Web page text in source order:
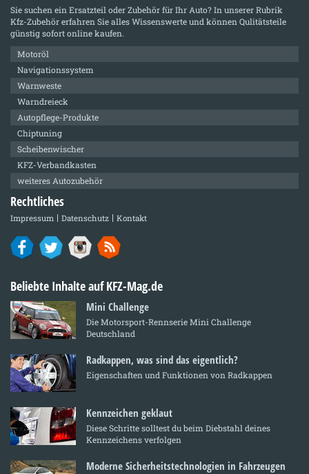
Sie suchen ein Ersatzteil oder Zubehör für Ihr Auto? In unserer Rubrik
Kfz-Zubehörerfahren Sie alles Wissenswerte und können Qulitätsteile
günstig sofort online kaufen.
Motoröl
Navigationssystem
Warnweste
Warndreieck
Autopflege-Produkte
Chiptuning
Scheibenwischer
KFZ-Verbandkasten
weiteres Autozubehör
Rechtliches
Impressum Datenschutz Kontakt
Beliebte Inhalte auf KFZ-Mag.de
Mini Challenge
Die Motorsport-Rennserie Mini Challenge
Deutschland
Radkappen, was sind das eigentlich?
Eigenschaften und Funktionen von Radkappen
Kennzeichen geklaut
Diese Schritte solltest du beim Diebstahl deines
Kennzeichens verfolgen
Moderne Sicherheitstechnologien in Fahrzeugen